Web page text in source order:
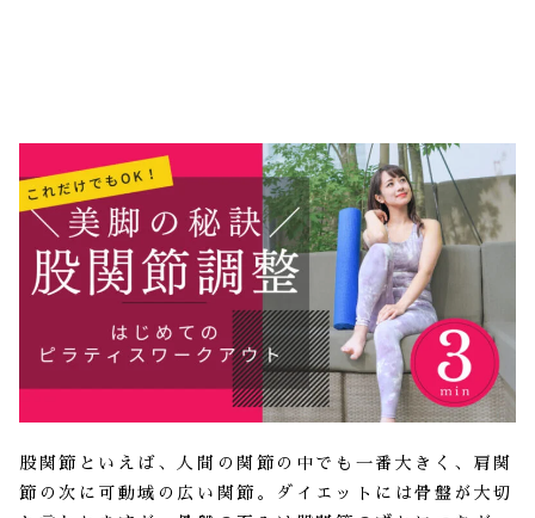
股関節といえば、人間の関節の中でも一番大きく、肩関
節の次に可動域の広い関節。ダイエットには骨盤が大切